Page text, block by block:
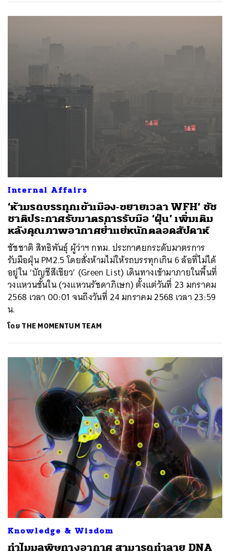
Internal Affairs
‘ห้ามรถบรรทุกเข้าเมือง-ขยายเวลา WFH’ ชัช
ชาติประกาศรับมาตรการรับมือ ‘ฝุ่น’ เพิ่มเติม
หลังคุณภาพอากาศย่ำแย่หนักตลอดสัปดาห์
ชัชชาติ สิทธิพันธุ์ ผู้ว่าฯ กทม. ประกาศยกระดับมาตรการ
รับมือฝุ่น PM2.5 โดยสั่งห้ามไม่ให้รถบรรทุกเกิน 6 ล้อที่ไม่ได้
อยู่ใน ‘บัญชีสีเขียว’ (Green List) เดินทางเข้ามาภายในพื้นที่
วงแหวนชั้นใน (วงแหวนรัชดาภิเษก) ตั้งแต่วันที่ 23 มกราคม
2568 เวลา 00:01 จนถึงวันที่ 24 มกราคม 2568 เวลา 23:59
น.
โดย THE MOMENTUM TEAM
Knowledge & Wisdom
ทำไมมลพิษทางอากาศ สามารถทำลาย DNA